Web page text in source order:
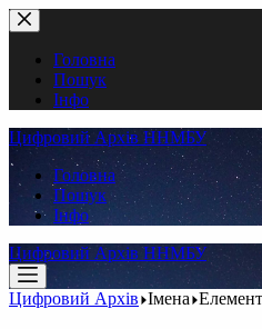
Перейти
до
вмістуГоловна
Пошук
Інфо
Цифровий Архів ННМБУ
Головна
Пошук
Інфо
Цифровий Архів ННМБУ
Цифровий Архів Імена